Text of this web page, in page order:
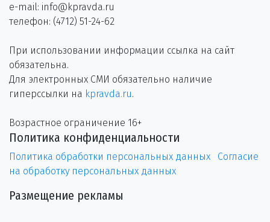
e-mail: info@kpravda.ru
телефон: (4712) 51-24-62
При использовании информации ссылка на сайт
обязательна.
Для электронных СМИ обязательно наличие
гиперссылки на kpravda.ru.
Возрастное ограничение 16+
Политика конфиденциальности
Политика обработки персональных данных
Согласие
на обработку персональных данных
Размещение рекламы